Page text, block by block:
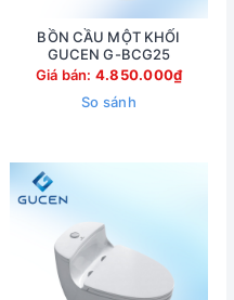
BỒN CẦU MỘT KHỐI
GUCEN G-BCG25
Giá bán: 4.850.000₫
So sánh